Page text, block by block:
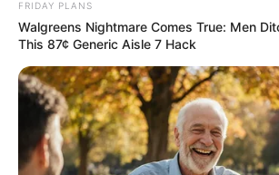
– Remélem, soha, Zsenya! Mit
szükségük egy ilyen lányra!
Megérkezett a busz. Zsenya
és kétségbeesetten felkiáltott:
FRIDAY PLANS
Walgreens Nightmare Comes True: Men
This 87¢ Generic Aisle 7 Hack